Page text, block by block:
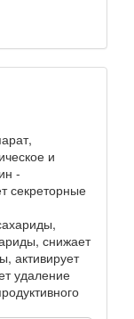
и
-
секреторные
снижает
активирует
удаление